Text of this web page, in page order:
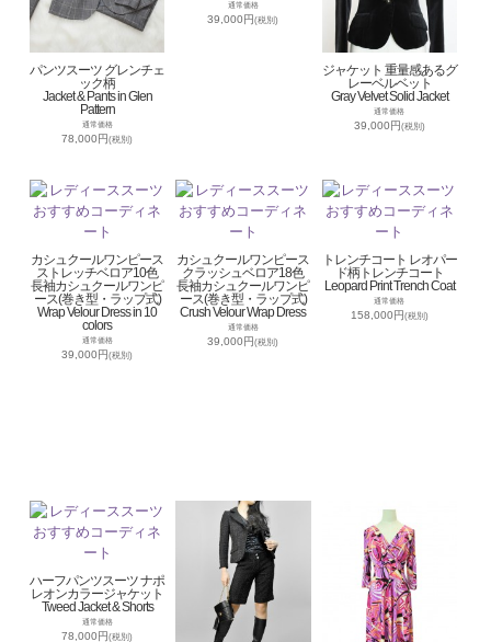
パンツスーツ グレンチェ
ック柄
Jacket & Pants in Glen
Pattern
通常価格
78,000円(税別)
通常価格
39,000円(税別)
ジャケット 重量感あるグ
レーベルベット
Gray Velvet Solid Jacket
通常価格
39,000円(税別)
カシュクールワンピース
ストレッチベロア10色
長袖カシュクールワンピ
ース(巻き型・ラップ式)
Wrap Velour Dress in 10
colors
通常価格
39,000円(税別)
カシュクールワンピース
クラッシュベロア18色
長袖カシュクールワンピ
ース(巻き型・ラップ式)
Crush Velour Wrap Dress
通常価格
39,000円(税別)
トレンチコート レオパー
ド柄トレンチコート
Leopard Print Trench Coat
通常価格
158,000円(税別)
ハーフパンツスーツ ナポ
レオンカラージャケット
Tweed Jacket & Shorts
通常価格
78,000円(税別)